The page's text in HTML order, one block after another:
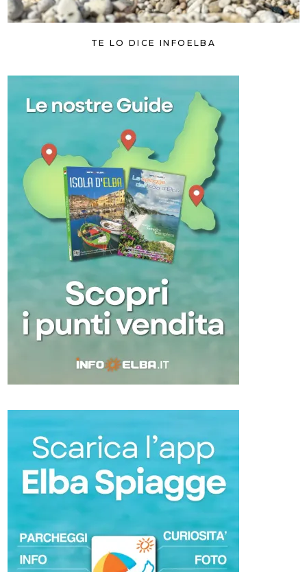
TE LO DICE INFOELBA